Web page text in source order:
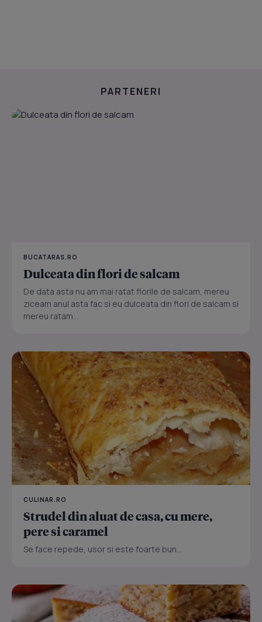
PARTENERI
BUCATARAS.RO
Dulceata din flori de salcam
De data asta nu am mai ratat florile de salcam, mereu
ziceam anul asta fac si eu dulceata din flori de salcam si
mereu ratam...
CULINAR.RO
Strudel din aluat de casa, cu mere,
pere si caramel
Se face repede, usor si este foarte bun...